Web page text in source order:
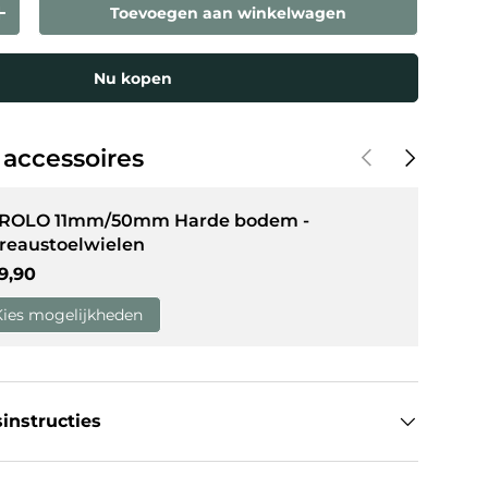
gallerij-weergave
de hoeveelheid
Toevoegen aan winkelwagen
Nu kopen
Vorige Volgende
11mm/50mm Harde bodem -
prijs
mogelijkheden